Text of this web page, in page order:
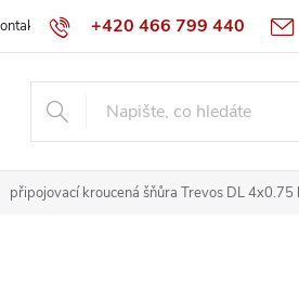
+420 466 799 440
Obchodní podmínky
připojovací kroucená šňůra Trevos DL